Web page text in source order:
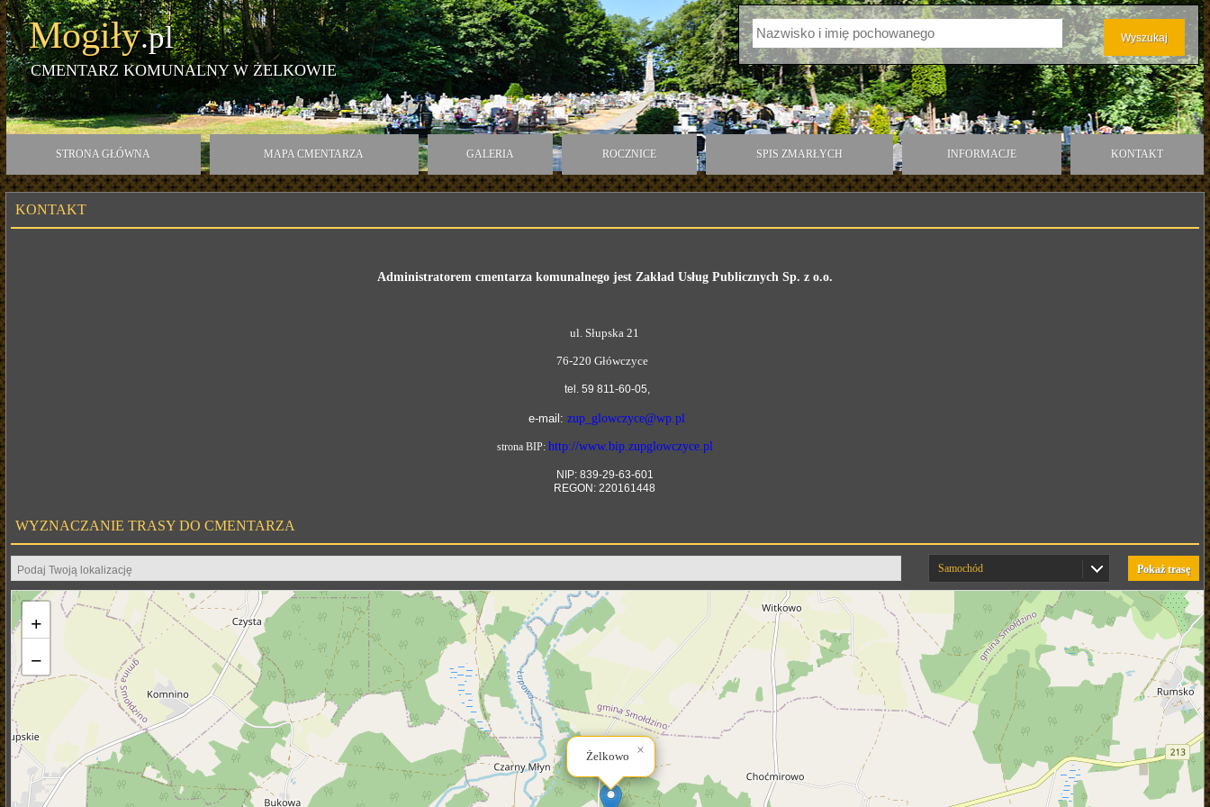
Mogiły.pl
CMENTARZ KOMUNALNY W ŻELKOWIE
STRONA GŁÓWNA MAPA CMENTARZA GALERIA ROCZNICE SPIS ZMARŁYCH INFORMACJE KONTAKT
KONTAKT
Administratorem cmentarza komunalnego jest Zakład Usług Publicznych Sp. z o.o.
ul. Słupska 21
76-220 Główczyce
tel. 59 811-60-05,
e-mail: zup_glowczyce@wp.pl
strona BIP: http://www.bip.zupglowczyce.pl
NIP: 839-29-63-601
REGON: 220161448
WYZNACZANIE TRASY DO CMENTARZA
Pokaż trasę
Samochód
Żelkowo ×
+
−